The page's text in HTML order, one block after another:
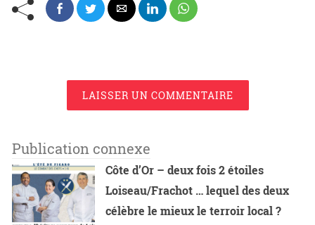
LAISSER UN COMMENTAIRE
Publication connexe
Côte d’Or – deux fois 2 étoiles
Loiseau/Frachot … lequel des deux
célèbre le mieux le terroir local ?